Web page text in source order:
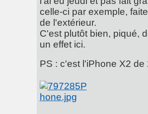
celle-ci par exemple,
de l'extérieur.
C'est plutôt bien, piqué,
un effet ici.
PS : c'est l'iPhone X2